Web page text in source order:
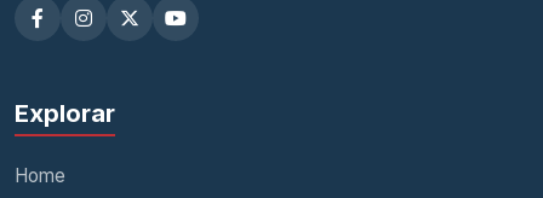
Explorar
Home